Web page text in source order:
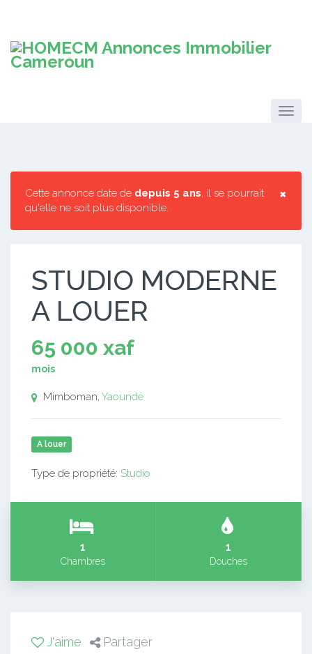
×
Cette annonce date de depuis 5 ans, il se pourrait
qu'elle ne soit plus disponible.
STUDIO MODERNE
A LOUER
65 000 xaf
mois
Mimboman, Yaoundé
A louer
Type de propriété: Studio
1
Chambres
1
Douches
J'aime Partager